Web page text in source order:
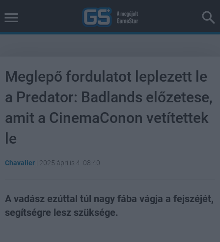
Meglepő fordulatot leplezett le
a Predator: Badlands előzetese,
amit a CinemaConon vetítettek
le
Chavalier | 2025 április 4. 08:40
A vadász ezúttal túl nagy fába vágja a fejszéjét,
segítségre lesz szüksége.